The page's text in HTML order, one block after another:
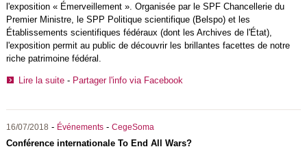
l'exposition « Émerveillement ». Organisée par le SPF Chancellerie du
Premier Ministre, le SPP Politique scientifique (Belspo) et les
Établissements scientifiques fédéraux (dont les Archives de l'État),
l'exposition permit au public de découvrir les brillantes facettes de notre
riche patrimoine fédéral.
Lire la suite- Partager l'info via Facebook
16/07/2018 - Événements- CegeSoma
Conférence internationale To End All Wars?